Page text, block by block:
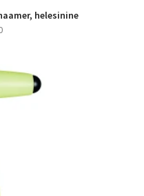
helesinine